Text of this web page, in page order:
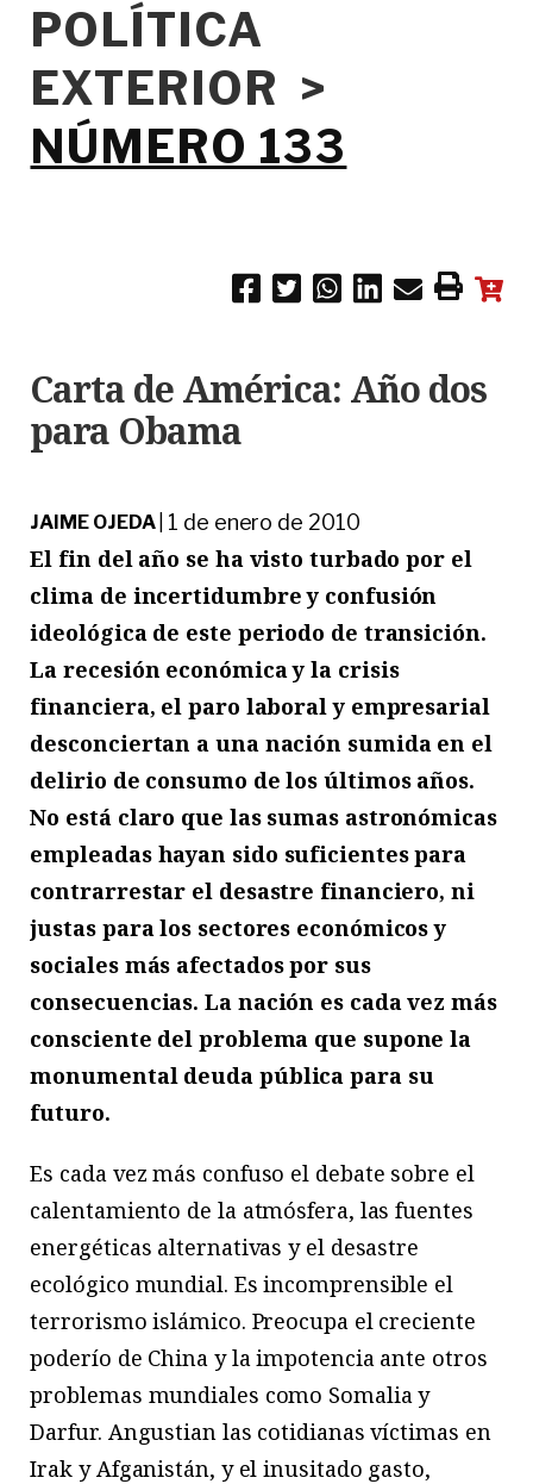
POLÍTICA
EXTERIOR >
NÚMERO 133
Carta de América: Año dos
para Obama
JAIME OJEDA| 1 de enero de 2010
El fin del año se ha visto turbado por el
clima de incertidumbre y confusión
ideológica de este periodo de transición.
La recesión económica y la crisis
financiera, el paro laboral y empresarial
desconciertan a una nación sumida en el
delirio de consumo de los últimos años.
No está claro que las sumas astronómicas
empleadas hayan sido suficientes para
contrarrestar el desastre financiero, ni
justas para los sectores económicos y
sociales más afectados por sus
consecuencias. La nación es cada vez más
consciente del problema que supone la
monumental deuda pública para su
futuro.
Es cada vez más confuso el debate sobre el
calentamiento de la atmósfera, las fuentes
energéticas alternativas y el desastre
ecológico mundial. Es incomprensible el
terrorismo islámico. Preocupa el creciente
poderío de China y la impotencia ante otros
problemas mundiales como Somalia y
Darfur. Angustian las cotidianas víctimas en
Irak y Afganistán, y el inusitado gasto,